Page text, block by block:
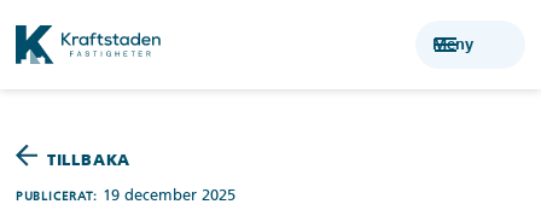
menu
Meny
TILLBAKA
PUBLICERAT: 19 december 2025